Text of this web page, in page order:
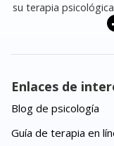
su terapia
Enlaces de
Blog de psicología
Guía de terapia en